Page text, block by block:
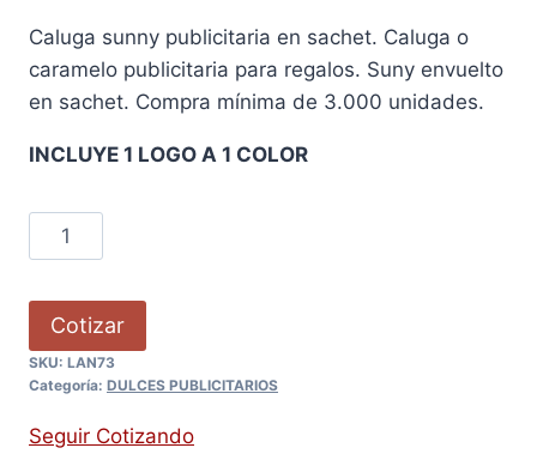
Caluga sunny publicitaria en sachet. Caluga o
caramelo publicitaria para regalos. Suny envuelto
en sachet. Compra mínima de 3.000 unidades.
INCLUYE 1 LOGO A 1 COLOR
Cotizar
SKU: LAN73
Categoría: DULCES PUBLICITARIOS
Seguir Cotizando